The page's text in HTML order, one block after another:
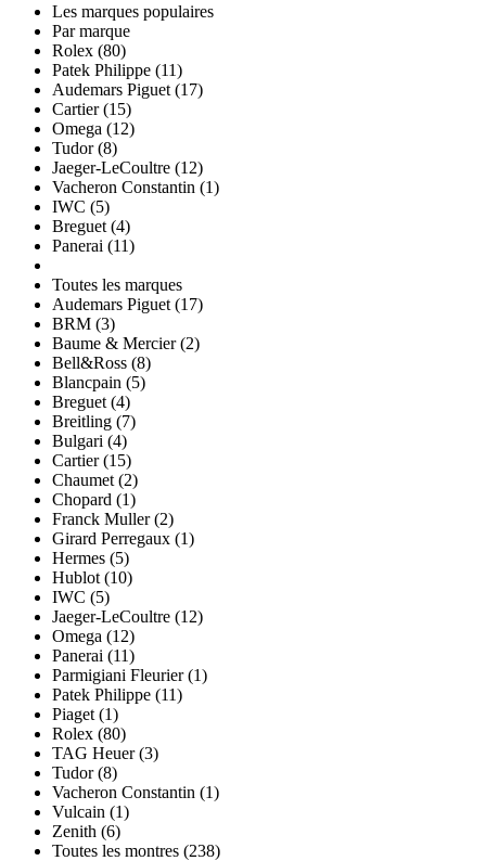
Les marques populaires
Par marque
Rolex (80)
Patek Philippe (11)
Audemars Piguet (17)
Cartier (15)
Omega (12)
Tudor (8)
Jaeger-LeCoultre (12)
Vacheron Constantin (1)
IWC (5)
Breguet (4)
Panerai (11)
Toutes les marques
Audemars Piguet (17)
BRM (3)
Baume & Mercier (2)
Bell&Ross (8)
Blancpain (5)
Breguet (4)
Breitling (7)
Bulgari (4)
Cartier (15)
Chaumet (2)
Chopard (1)
Franck Muller (2)
Girard Perregaux (1)
Hermes (5)
Hublot (10)
IWC (5)
Jaeger-LeCoultre (12)
Omega (12)
Panerai (11)
Parmigiani Fleurier (1)
Patek Philippe (11)
Piaget (1)
Rolex (80)
TAG Heuer (3)
Tudor (8)
Vacheron Constantin (1)
Vulcain (1)
Zenith (6)
Toutes les montres (238)